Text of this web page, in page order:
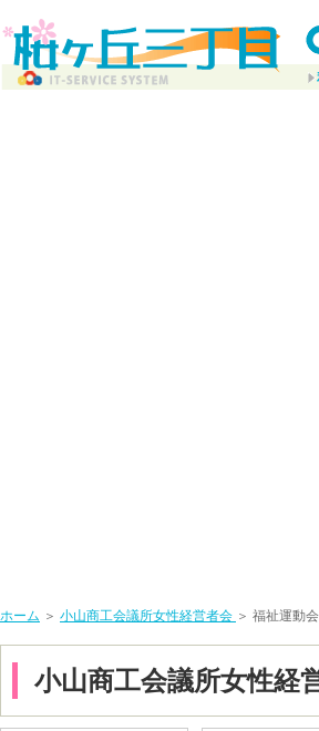
ホーム ＞ 小山商工会議所女性経営者会 ＞ 福祉運動
小山商工会議所女性経